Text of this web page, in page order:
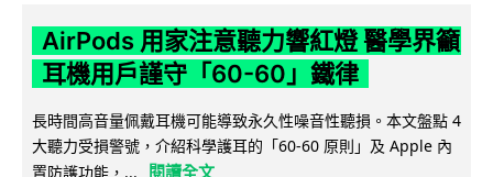
AirPods 用家注意聽力響紅燈 醫學界籲
耳機用戶謹守「60-60」鐵律
長時間高音量佩戴耳機可能導致永久性噪音性聽損。本文盤點 4
大聽力受損警號，介紹科學護耳的「60-60 原則」及 Apple 內
置防護功能，...
閱讀全文